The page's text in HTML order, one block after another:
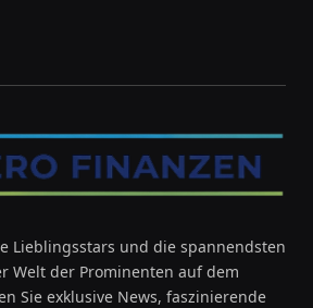
Lieblingsstars und die spannendsten
Welt der Prominenten auf dem
Sie exklusive News, faszinierende